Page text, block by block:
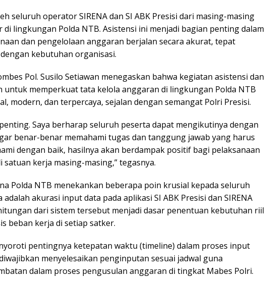
seluruh operator SIRENA dan SI ABK Presisi dari masing-masing
di lingkungan Polda NTB. Asistensi ini menjadi bagian penting dalam
dan pengelolaan anggaran berjalan secara akurat, tepat
kebutuhan organisasi.
Pol. Susilo Setiawan menegaskan bahwa kegiatan asistensi dan
untuk memperkuat tata kelola anggaran di lingkungan Polda NTB
modern, dan terpercaya, sejalan dengan semangat Polri Presisi.
Saya berharap seluruh peserta dapat mengikutinya dengan
benar-benar memahami tugas dan tanggung jawab yang harus
dengan baik, hasilnya akan berdampak positif bagi pelaksanaan
kerja masing-masing,” tegasnya.
Polda NTB menekankan beberapa poin krusial kepada seluruh
akurasi input data pada aplikasi SI ABK Presisi dan SIRENA
dari sistem tersebut menjadi dasar penentuan kebutuhan riil
beban kerja di setiap satker.
pentingnya ketepatan waktu (timeline) dalam proses input
menyelesaikan penginputan sesuai jadwal guna
dalam proses pengusulan anggaran di tingkat Mabes Polri.